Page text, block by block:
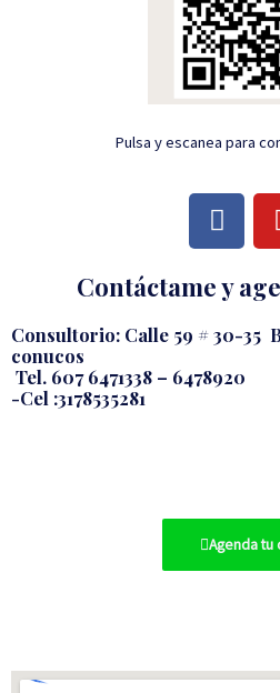
Pulsa y escanea para
F
a
c
e
o
o
k
Contáctame y
Consultorio: Calle 59 # 30-35
conucos
Tel. 607 6471338 – 6478920
-Cel :3178535281
Agenda tu